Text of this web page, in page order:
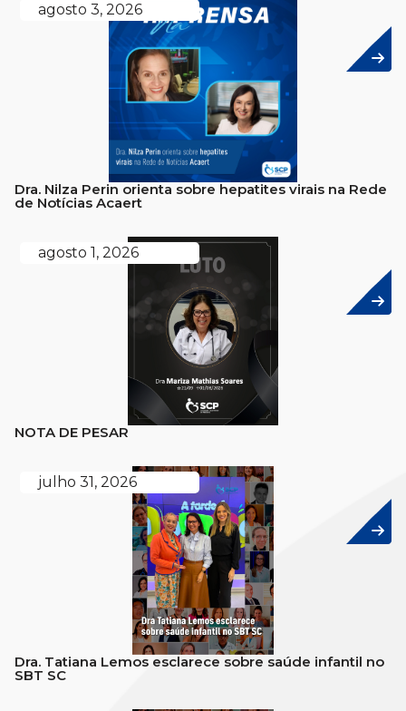
agosto 3, 2026
Dra. Nilza Perin orienta sobre hepatites virais na Rede
de Notícias Acaert
agosto 1, 2026
NOTA DE PESAR
julho 31, 2026
Dra. Tatiana Lemos esclarece sobre saúde infantil no
SBT SC